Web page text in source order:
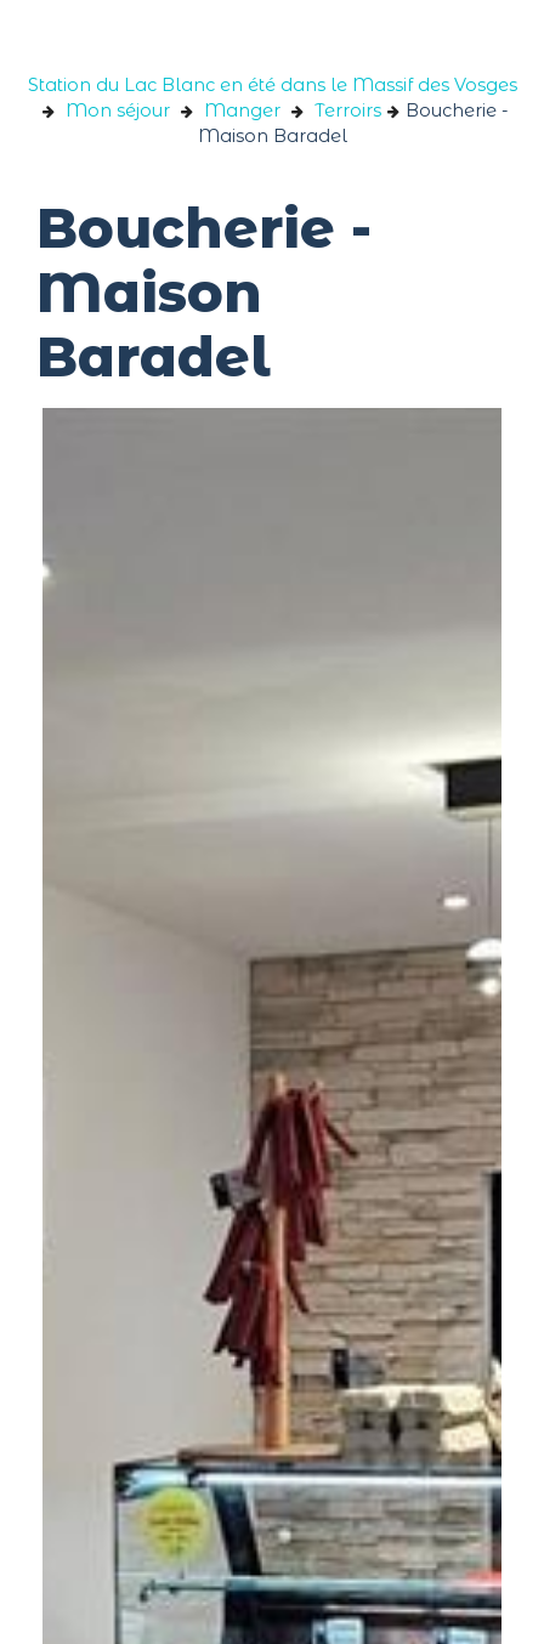
Station du Lac Blanc en été dans le Massif des Vosges
Mon séjour
Manger Terroirs
Boucherie -
Maison Baradel
Boucherie -
Maison
Baradel